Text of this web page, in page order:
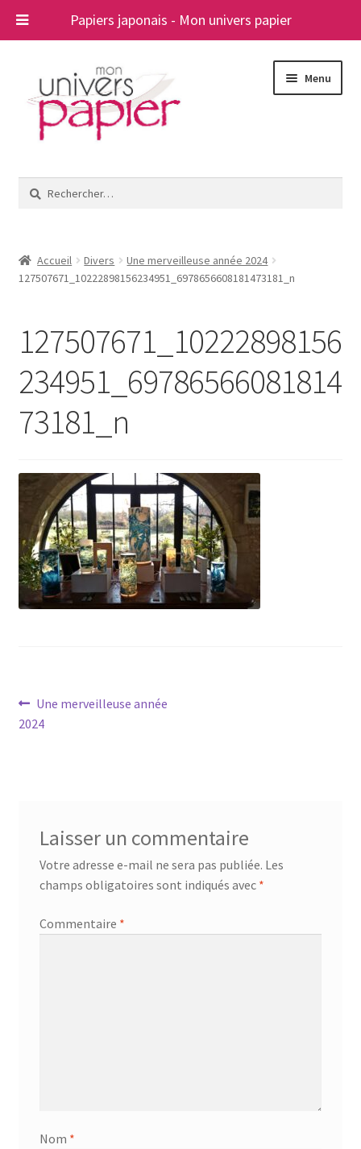
Papiers japonais - Mon univers papier
navigation
contenu
Menu
le
A propos
Rechercher :
Accueil Divers
Une merveilleuse année 2024
127507671_10222898156234951_6978656608181473181_n
127507671_10222898156
234951_69786566081814
73181_n
Navigation
de
Article
précédent :
Une merveilleuse année
2024
Laisser un commentaire
Votre adresse e-mail ne sera pas publiée. Les
champs obligatoires sont indiqués avec *
Commentaire *
Nom *